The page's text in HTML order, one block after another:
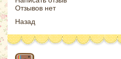
Отзывов нет
Назад